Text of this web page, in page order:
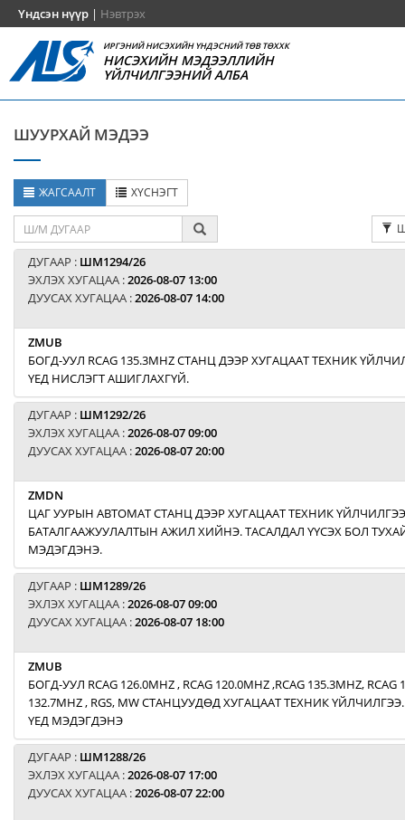
Үндсэн нүүр | Нэвтрэх
ИРГЭНИЙ НИСЭХИЙН ҮНДЭСНИЙ ТӨВ ТӨХХК
НИСЭХИЙН МЭДЭЭЛЛИЙН
ҮЙЛЧИЛГЭЭНИЙ АЛБА
ШУУРХАЙ МЭДЭЭ
ЖАГСААЛТ ХҮСНЭГТ
ДУГААР : ШМ1294/26
ЭХЛЭХ ХУГАЦАА :2026-08-07 13:00
ДУУСАХ ХУГАЦАА :2026-08-07 14:00
ZMUB
БОГД-УУЛ RCAG 135.3MHZ СТАНЦ ДЭЭР ХУГАЦААТ ТЕХНИК
ҮЕД НИСЛЭГТ АШИГЛАХГҮЙ.
ДУГААР : ШМ1292/26
ЭХЛЭХ ХУГАЦАА :2026-08-07 09:00
ДУУСАХ ХУГАЦАА :2026-08-07 20:00
ZMDN
ЦАГ УУРЫН АВТОМАТ СТАНЦ ДЭЭР ХУГАЦААТ ТЕХНИК
БАТАЛГААЖУУЛАЛТЫН АЖИЛ ХИЙНЭ. ТАСАЛДАЛ ҮҮСЭХ БОЛ
МЭДЭГДЭНЭ.
ДУГААР : ШМ1289/26
ЭХЛЭХ ХУГАЦАА :2026-08-07 09:00
ДУУСАХ ХУГАЦАА :2026-08-07 18:00
ZMUB
БОГД-УУЛ RCAG 126.0MHZ , RCAG 120.0MHZ ,RCAG 135.3MHZ, RCAG
132.7MHZ , RGS, MW СТАНЦУУДӨД ХУГАЦААТ ТЕХНИК
ҮЕД МЭДЭГДЭНЭ
ДУГААР : ШМ1288/26
ЭХЛЭХ ХУГАЦАА :2026-08-07 17:00
ДУУСАХ ХУГАЦАА :2026-08-07 22:00